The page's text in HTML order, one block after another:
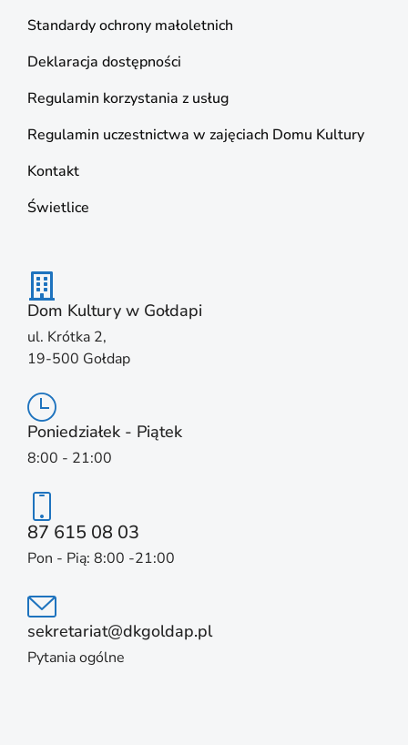
Standardy ochrony małoletnich
Deklaracja dostępności
Regulamin korzystania z usług
Regulamin uczestnictwa w zajęciach Domu Kultury
Kontakt
Świetlice
Dom Kultury w Gołdapi
ul. Krótka 2,
19-500 Gołdap
Poniedziałek - Piątek
8:00 - 21:00
87 615 08 03
Pon - Pią: 8:00 -21:00
sekretariat@dkgoldap.pl
Pytania ogólne